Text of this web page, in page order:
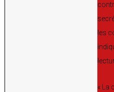
les
« La